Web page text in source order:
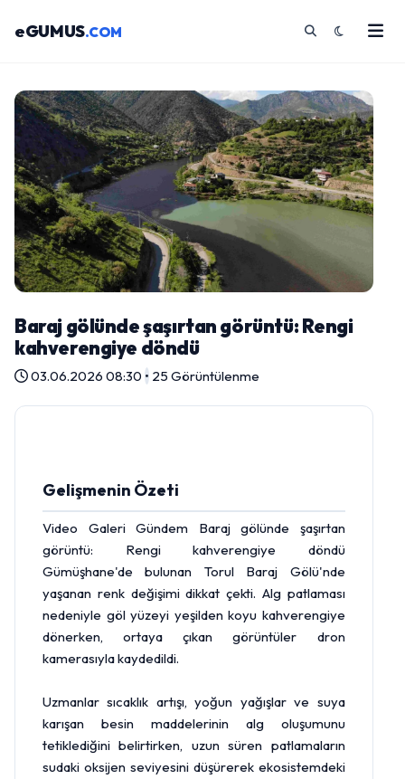
eGUMUS.COM
Baraj gölünde şaşırtan görüntü: Rengi
kahverengiye döndü
03.06.2026 08:30 • 25 Görüntülenme
Gelişmenin Özeti
Video Galeri Gündem Baraj gölünde şaşırtan
görüntü: Rengi kahverengiye döndü
Gümüşhane'de bulunan Torul Baraj Gölü'nde
yaşanan renk değişimi dikkat çekti. Alg patlaması
nedeniyle göl yüzeyi yeşilden koyu kahverengiye
dönerken, ortaya çıkan görüntüler dron
kamerasıyla kaydedildi.
Uzmanlar sıcaklık artışı, yoğun yağışlar ve suya
karışan besin maddelerinin alg oluşumunu
tetiklediğini belirtirken, uzun süren patlamaların
sudaki oksijen seviyesini düşürerek ekosistemdeki